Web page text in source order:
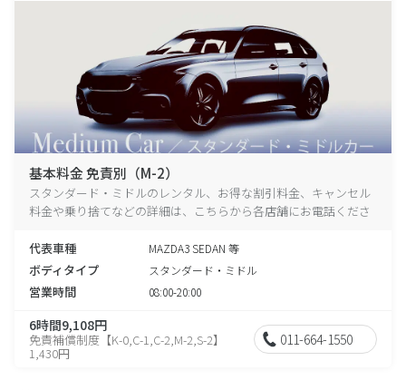
基本料金 免責別（M-2）
スタンダード・ミドルのレンタル、お得な割引料金、キャンセル
料金や乗り捨てなどの詳細は、こちらから各店舗にお電話くださ
代表車種
MAZDA3 SEDAN 等
ボディタイプ スタンダード・ミドル
営業時間 08:00-20:00
6時間9,108円
免責補償制度【K-0,C-1,C-2,M-2,S-2】
1,430円
011-664-1550